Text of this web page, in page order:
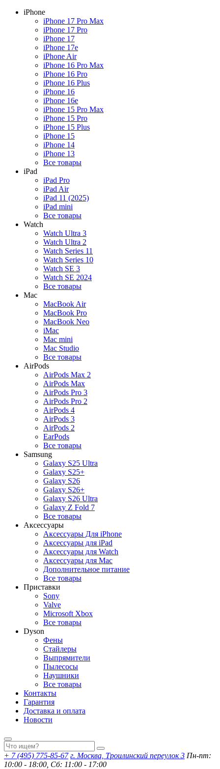
iPhone
iPhone 17 Pro Max
iPhone 17 Pro
iPhone 17
iPhone 17e
iPhone Air
iPhone 16 Pro Max
iPhone 16 Pro
iPhone 16 Plus
iPhone 16
iPhone 16e
iPhone 15 Pro Max
iPhone 15 Pro
iPhone 15 Plus
iPhone 15
iPhone 14
iPhone 13
Все товары
iPad
iPad Pro
iPad Air
iPad 11 (2025)
iPad mini
Все товары
Watch
Watch Ultra 3
Watch Ultra 2
Watch Series 11
Watch Series 10
Watch SE 3
Watch SE 2024
Все товары
Mac
MacBook Air
MacBook Pro
MacBook Neo
iMac
Mac mini
Mac Studio
Все товары
AirPods
AirPods Max 2
AirPods Max
AirPods Pro 3
AirPods Pro 2
AirPods 4
AirPods 3
AirPods 2
EarPods
Все товары
Samsung
Galaxy S25 Ultra
Galaxy S25+
Galaxy S26
Galaxy S26+
Galaxy S26 Ultra
Galaxy Z Fold 7
Все товары
Аксессуары
Аксессуары Для iPhone
Аксессуары для iPad
Аксессуары для Watch
Аксессуары для Mac
Дополнительное питание
Все товары
Приставки
Sony
Valve
Microsoft Xbox
Все товары
Dyson
Фены
Стайлеры
Выпрямители
Пылесосы
Наушники
Все товары
Контакты
Гарантия
Доставка и оплата
Новости
+ 7 (495) 775-85-67 г. Москва, Троилинский переулок 3 Пн-пт:
10:00 - 18:00, Сб: 11:00 - 17:00